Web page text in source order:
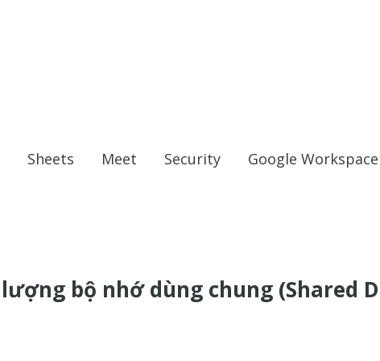
Sheets Meet Security Google Workspace
bộ nhớ dùng chung (Shared